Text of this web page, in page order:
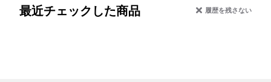
最近チェックした商品 履歴を残さない